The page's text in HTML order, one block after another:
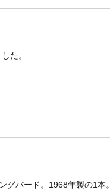
た。
グバード。1968年製の1本。